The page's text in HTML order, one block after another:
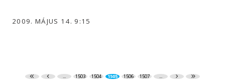
2009. MÁJUS 14. 9:15
... 1503 1504 1505 1506 1507 ...